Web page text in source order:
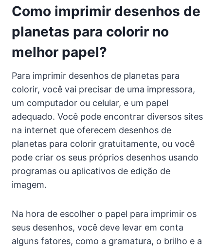
Como imprimir desenhos de
planetas para colorir no
melhor papel?
Para imprimir desenhos de planetas para
colorir, você vai precisar de uma impressora,
um computador ou celular, e um papel
adequado. Você pode encontrar diversos sites
na internet que oferecem desenhos de
planetas para colorir gratuitamente, ou você
pode criar os seus próprios desenhos usando
programas ou aplicativos de edição de
imagem.
Na hora de escolher o papel para imprimir os
seus desenhos, você deve levar em conta
alguns fatores, como a gramatura, o brilho e a